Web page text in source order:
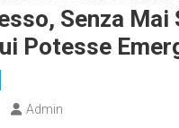
Senza
Potesse
Admin